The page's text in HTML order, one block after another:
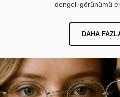
dengeli görünümü
DAHA